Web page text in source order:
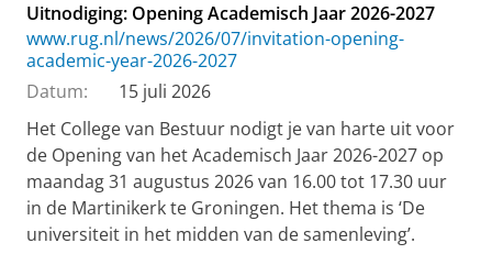
Uitnodiging: Opening Academisch Jaar 2026-2027
www.rug.nl/news/2026/07/invitation-opening-
academic-year-2026-2027
Datum:
15 juli 2026
Het College van Bestuur nodigt je van harte uit voor
de Opening van het Academisch Jaar 2026-2027 op
maandag 31 augustus 2026 van 16.00 tot 17.30 uur
in de Martinikerk te Groningen. Het thema is ‘De
universiteit in het midden van de samenleving’.